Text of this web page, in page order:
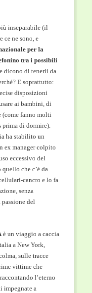
inseparabile (il
ce ne sono, e
per la
tra i possibili
dicono di tenerli da
E soprattutto:
disposizioni
ai bambini, di
fanno molti
prima di dormire).
ha stabilito un
ex manager colpito
eccessivo del
che c’è da
cancro e lo fa
senza
del
è un viaggio a caccia
a New York,
sulle tracce
vittime che
l’eterno
impegnate a